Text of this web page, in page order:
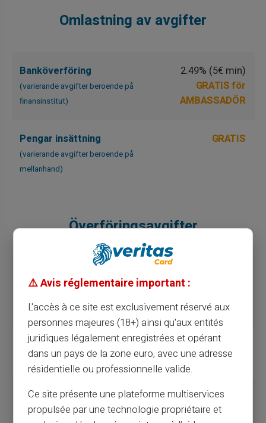
Omlastning av avgifter
Banköverföring
(varierande avgifter beroende på
finansinstitut)
2.49% (5€ min)
GRATIS för
AMBASSADÖR
Pengar insättning
(varierande avgifter beroende på
mellanhand)
GRATIS
Överföringsavgifter
Konto till kort
(Inkommande SEPA-överföring)
2.49% (5€ min)
AMBASSADÖR
Kort till Veritas-kort -
Utgående överföring
GRATIS
Kort till Veritas-kort -
Inkommande överföring
GRATIS
⚠️ Avis réglementaire important :
L'accès à ce site est exclusivement réservé aux
personnes majeures (18+) ainsi qu'aux entités
juridiques légalement enregistrées et opérant
dans un pays de la zone euro, avec une adresse
résidentielle ou professionnelle valide.
Ce site présente une plateforme multiservices
propulsée par une technologie propriétaire et